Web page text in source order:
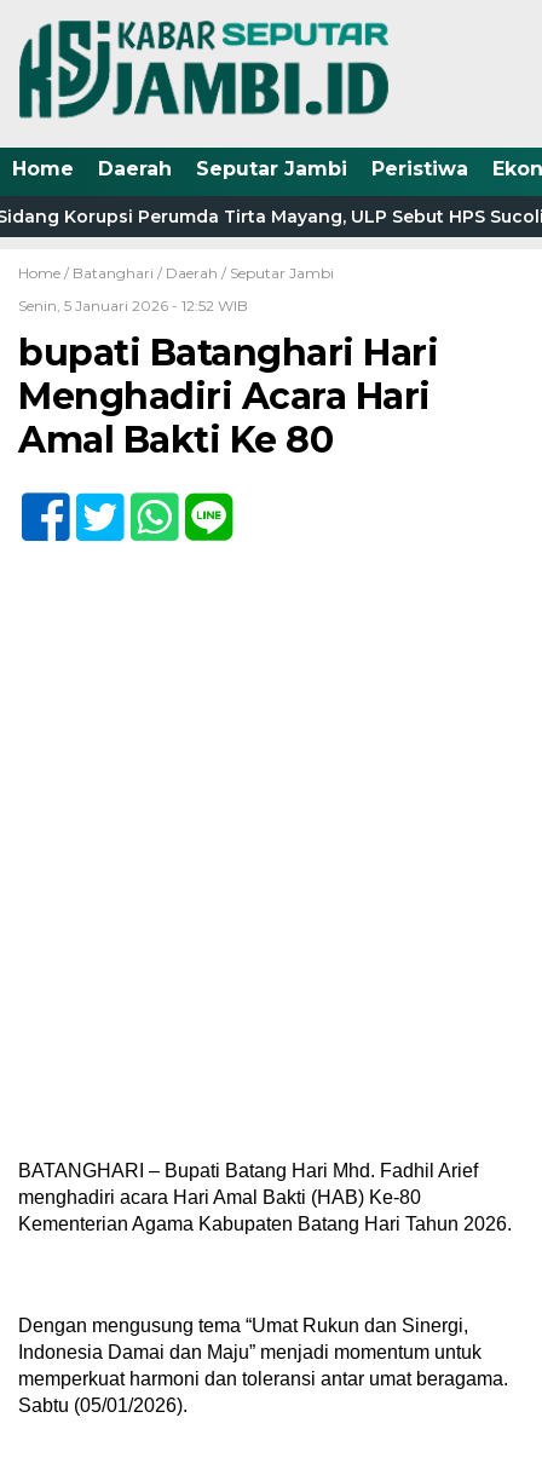
Home Daerah Seputar Jambi Peristiwa
Korupsi Perumda Tirta Mayang, ULP Sebut HPS
Home / Batanghari / Daerah / Seputar Jambi
Senin, 5 Januari 2026 - 12:52 WIB
bupati Batanghari Hari
Menghadiri Acara Hari
Amal Bakti Ke 80
BATANGHARI – Bupati Batang Hari Mhd. Fadhil Arief
menghadiri acara Hari Amal Bakti (HAB) Ke-80
Kementerian Agama Kabupaten Batang Hari Tahun 2026.
Dengan mengusung tema “Umat Rukun dan Sinergi,
Indonesia Damai dan Maju” menjadi momentum untuk
memperkuat harmoni dan toleransi antar umat beragama.
Sabtu (05/01/2026).